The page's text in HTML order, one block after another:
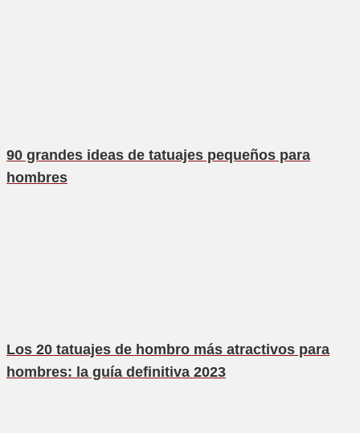
90 grandes ideas de tatuajes pequeños para
hombres
Los 20 tatuajes de hombro más atractivos para
hombres: la guía definitiva 2023